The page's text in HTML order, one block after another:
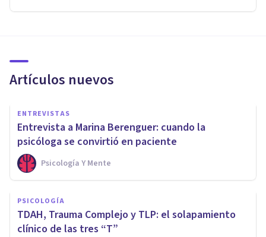
Artículos nuevos
ENTREVISTAS
Entrevista a Marina Berenguer: cuando la
psicóloga se convirtió en paciente
Psicología Y Mente
PSICOLOGÍA
TDAH, Trauma Complejo y TLP: el solapamiento
clínico de las tres “T”